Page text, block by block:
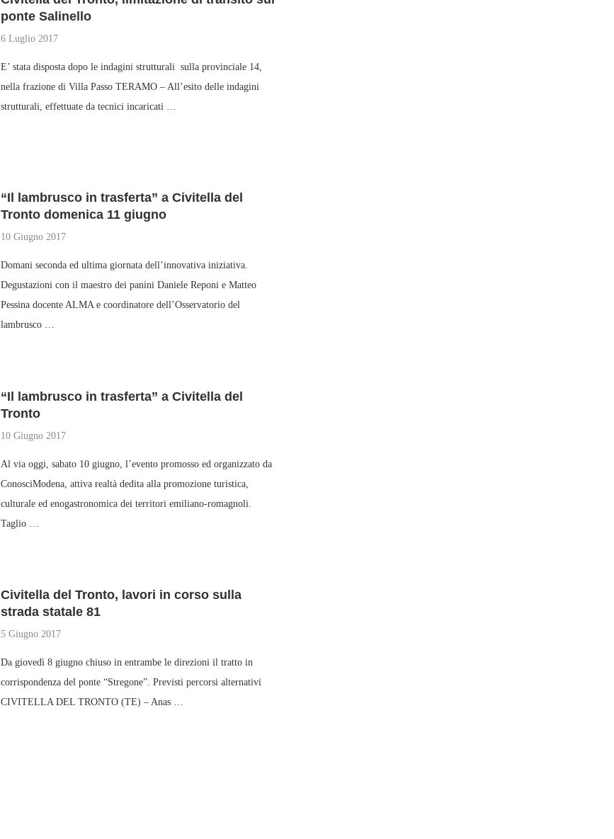
ponte Salinello
6 Luglio 2017
E’ stata disposta dopo le indagini strutturali sulla provinciale 14,
nella frazione di Villa Passo TERAMO – All’esito delle indagini
strutturali, effettuate da tecnici incaricati …
“Il lambrusco in trasferta” a Civitella del
Tronto domenica 11 giugno
10 Giugno 2017
Domani seconda ed ultima giornata dell’innovativa iniziativa.
Degustazioni con il maestro dei panini Daniele Reponi e Matteo
Pessina docente ALMA e coordinatore dell’Osservatorio del
lambrusco …
“Il lambrusco in trasferta” a Civitella del
Tronto
10 Giugno 2017
Al via oggi, sabato 10 giugno, l’evento promosso ed organizzato da
ConosciModena, attiva realtà dedita alla promozione turistica,
culturale ed enogastronomica dei territori emiliano-romagnoli.
Taglio …
Civitella del Tronto, lavori in corso sulla
strada statale 81
5 Giugno 2017
Da giovedì 8 giugno chiuso in entrambe le direzioni il tratto in
corrispondenza del ponte “Stregone”. Previsti percorsi alternativi
CIVITELLA DEL TRONTO (TE) – Anas …